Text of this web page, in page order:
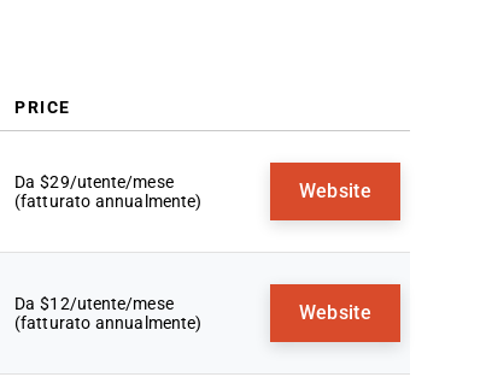
PRICE
Da $29/utente/mese
(fatturato annualmente)
Website
Da $12/utente/mese
(fatturato annualmente)
Website